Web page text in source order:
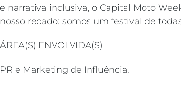
e narrativa inclusiva, o Capital Moto
nosso recado: somos um festival de
ÁREA(S) ENVOLVIDA(S)
PR e Marketing de Influência.